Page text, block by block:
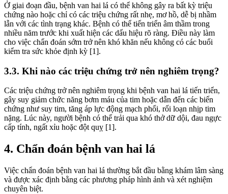
Ở giai đoạn đầu, bệnh van hai lá có thể không gây ra bất kỳ triệu
chứng nào hoặc chỉ có các triệu chứng rất nhẹ, mơ hồ, dễ bị nhầm
lẫn với các tình trạng khác. Bệnh có thể tiến triển âm thầm trong
nhiều năm trước khi xuất hiện các dấu hiệu rõ ràng. Điều này làm
cho việc chẩn đoán sớm trở nên khó khăn nếu không có các buổi
kiểm tra sức khỏe định kỳ [1].
3.3. Khi nào các triệu chứng trở nên nghiêm trọng?
Các triệu chứng trở nên nghiêm trọng khi bệnh van hai lá tiến triển,
gây suy giảm chức năng bơm máu của tim hoặc dẫn đến các biến
chứng như suy tim, tăng áp lực động mạch phổi, rối loạn nhịp tim
nặng. Lúc này, người bệnh có thể trải qua khó thở dữ dội, đau ngực
cấp tính, ngất xỉu hoặc đột quỵ [1].
4. Chẩn đoán bệnh van hai lá
Việc chẩn đoán bệnh van hai lá thường bắt đầu bằng khám lâm sàng
và được xác định bằng các phương pháp hình ảnh và xét nghiệm
chuyên biệt.